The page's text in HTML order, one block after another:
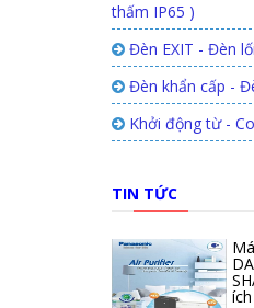
thấm IP65 )
Đèn EXIT - Đèn
Đèn khẩn cấp -
Khởi động từ -
TIN TỨC